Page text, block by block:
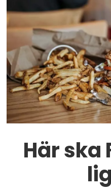
Här ska